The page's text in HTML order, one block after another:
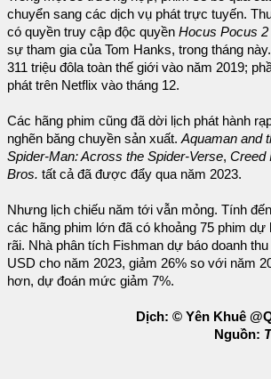
chuyển sang các dịch vụ phát trực tuyến.
có quyền truy cập độc quyền Hocus Pocus 2
sự tham gia của Tom Hanks, trong tháng này.
311 triệu đôla toàn thế giới vào năm 2019;
phát trên Netflix vào tháng 12.
Các hãng phim cũng đã dời lịch phát hành
nghẽn băng chuyền sản xuất. Aquaman and
Spider-Man: Across the Spider-Verse, Creed
Bros. tất cả đã được đẩy qua năm 2023.
Nhưng lịch chiếu năm tới vẫn mỏng. Tính
các hãng phim lớn đã có khoảng 75 phim dự
rãi. Nhà phân tích Fishman dự báo doanh
USD cho năm 2023, giảm 26% so với năm
hơn, dự đoán mức giảm 7%.
Dịch: © Yên Khuê
Nguồn: